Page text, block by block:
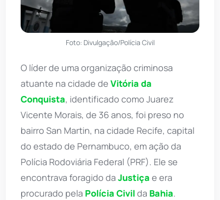
Foto: Divulgação/Polícia Civil
O líder de uma organização criminosa
atuante na cidade de Vitória da
Conquista, identificado como Juarez
Vicente Morais, de 36 anos, foi preso no
bairro San Martin, na cidade Recife, capital
do estado de Pernambuco, em ação da
Polícia Rodoviária Federal (PRF). Ele se
encontrava foragido da Justiça e era
procurado pela Polícia Civil da Bahia.